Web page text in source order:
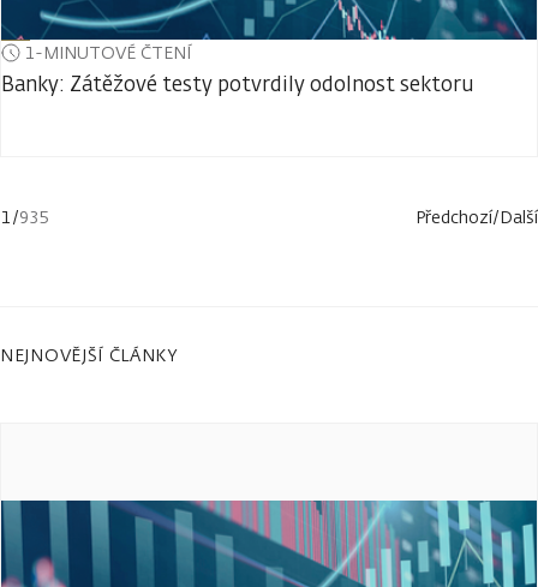
1-MINUTOVÉ ČTENÍ
Banky: Zátěžové testy potvrdily odolnost sektoru
1/935 Předchozí/Další
NEJNOVĚJŠÍ ČLÁNKY